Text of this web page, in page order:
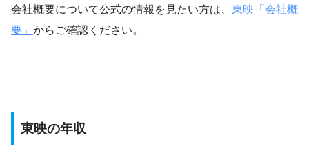
会社概要について公式の情報を見たい方は、 東映「会社概
要」 からご確認ください。
東映の年収